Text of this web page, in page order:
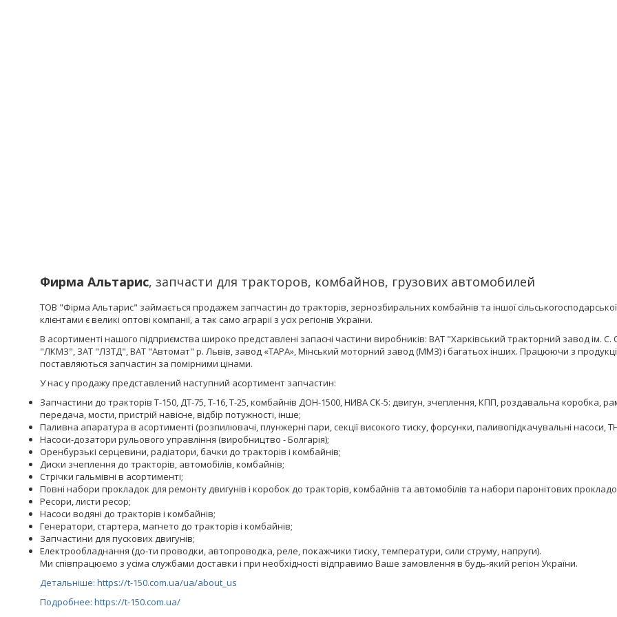
Фирма Альтарис, запчасти для тракторов, комбайнов, грузових автомобилей
ТОВ "Фірма Альтарис" займається продажем запчастин до тракторів, зернозбиральних комбайнів та іншої
клієнтами є великі оптові компанії, а так само аграрії з усіх регіонів України.
В асортименті нашого підприємства широко представлені запасні частини виробників: ВАТ "Харківський тракторний завод ім.
"ЛКМЗ", ЗАТ "ЛЗТД", ВАТ "Автомат" р. Львів, завод «ТАРА», Мінський моторний завод (ММЗ) і багатьох інших. Працюючи з
поставляються запчастин за помірними цінами.
У нас у продажу представлений наступний асортимент запчастин:
Запчастини до тракторів Т-150, ДТ-75, Т-16, Т-25, комбайнів ДОН-1500, НИВА СК-5: двигун, зчеплення, КПП, роздавальна коробка,
передача, мости, пристрій навісне, відбір потужності, інше;
Паливна апаратура в асортименті (розпилювачі, плунжерні пари, секції високого тиску, форсунки, паливопідкачувальні насоси,
Насоси-дозатори рульового управління (виробництво - Болгарія);
Оренбурзькі серцевини, радіатори, бачки до тракторів і комбайнів;
Диски зчеплення до тракторів, автомобілів, комбайнів;
Стрічки гальмівні в асортименті;
Повні набори прокладок для ремонту двигунів і коробок до тракторів, комбайнів та автомобілів та набори паронітових
Ресори, листи ресор;
Насоси водяні до тракторів і комбайнів;
Генератори, стартера, магнето до тракторів і комбайнів;
Запчастини для пускових двигунів;
Електрообладнання (до-ти проводки, автопроводка, реле, покажчики тиску, температури, сили струму, напруги).
Ми співпрацюємо з усіма службами доставки і при необхідності відправимо Ваше замовлення в будь-який регіон України.
Детальніше: https://t-150.com.ua/ua/about_us
Подробнее: https://t-150.com.ua/